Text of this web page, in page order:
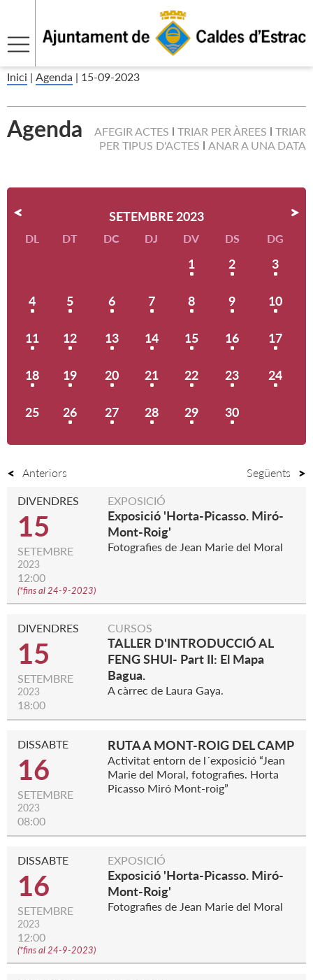
Inici | Agenda | 15-09-2023
Agenda AFEGIR ACTES TRIAR PER ÀREES
TRIAR
PER TIPUS D'ACTES
ANAR A UNA DATA
SETEMBRE 2023
DL DT DC DJ DV DS DG
1 2 3
4 5 6 7 8 9 10
11 12 13 14 15 16 17
18 19 20 21 22 23 24
25 26 27 28 29 30
Anteriors Següents
DIVENDRES
15
SETEMBRE
2023
12:00
(*fins al 24-9-2023)
EXPOSICIÓ
Exposició 'Horta-Picasso. Miró-
Mont-Roig'
Fotografies de Jean Marie del Moral
DIVENDRES
15
SETEMBRE
2023
18:00
CURSOS
TALLER D'INTRODUCCIÓ AL
FENG SHUI- Part II: El Mapa
Bagua.
A càrrec de Laura Gaya.
DISSABTE
16
SETEMBRE
2023
08:00
RUTA A MONT-ROIG DEL CAMP
Activitat entorn de l´exposició “Jean
Marie del Moral, fotografies. Horta
Picasso Miró Mont-roig”
DISSABTE
16
SETEMBRE
2023
12:00
(*fins al 24-9-2023)
EXPOSICIÓ
Exposició 'Horta-Picasso. Miró-
Mont-Roig'
Fotografies de Jean Marie del Moral